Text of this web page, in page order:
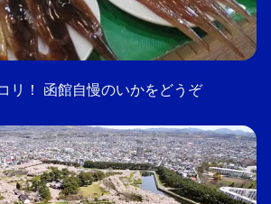
リ！ 函館自慢のいかをどうぞ